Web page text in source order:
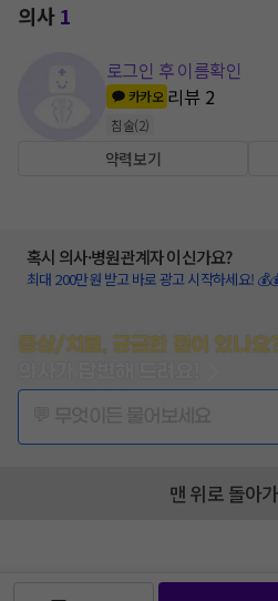
의사1
로그인 후 이름확인
카카오 리뷰 2
침술(2)
약력보기
혹시 의사·병원관계자 이신가요?
최대 200만원 받고 바로 광고 시작하세요!
증상/치료, 궁금한 점이 있나요
맨 위로 돌아